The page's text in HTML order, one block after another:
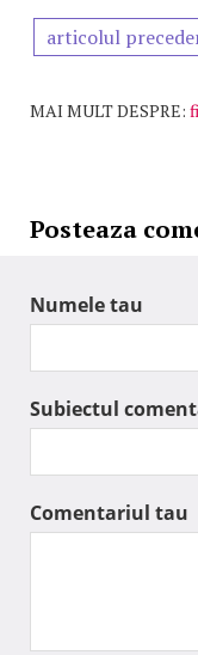
articolul
MAI MULT DESPRE:
Posteaza
Numele tau
Subiectul
Comentariul tau